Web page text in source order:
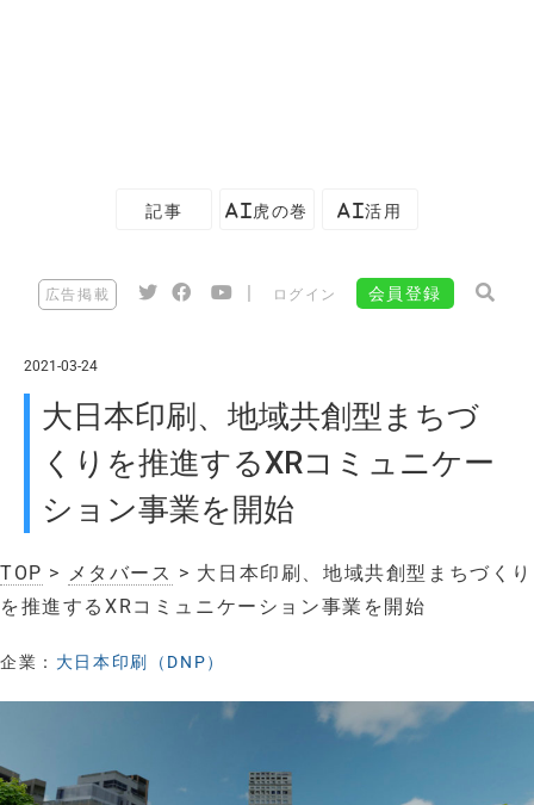
記事 AI虎の巻 AI活用
広告掲載 ログイン 会員登録
2021-03-24
大日本印刷、地域共創型まちづ
くりを推進するXRコミュニケー
ション事業を開始
TOP > メタバース > 大日本印刷、地域共創型まちづくり
を推進するXRコミュニケーション事業を開始
企業： 大日本印刷（DNP）